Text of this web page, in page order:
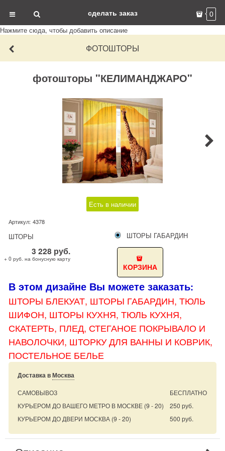
сделать заказ 0
Нажмите сюда, чтобы добавить описание
ФОТОШТОРЫ
фотошторы "КЕЛИМАНДЖАРО"
Есть в наличии
Артикул: 4378
ШТОРЫ ШТОРЫ ГАБАРДИН
3 228 руб.
+ 0 руб. на бонусную карту
КОРЗИНА
В этом дизайне Вы можете заказать:
ШТОРЫ БЛЕКУАТ, ШТОРЫ ГАБАРДИН, ТЮЛЬ
ШИФОН, ШТОРЫ КУХНЯ, ТЮЛЬ КУХНЯ,
СКАТЕРТЬ, ПЛЕД, СТЕГАНОЕ ПОКРЫВАЛО И
НАВОЛОЧКИ, ШТОРКУ ДЛЯ ВАННЫ И КОВРИК,
ПОСТЕЛЬНОЕ БЕЛЬЕ
Доставка вМосква
САМОВЫВОЗ
БЕСПЛАТНО
КУРЬЕРОМ ДО ВАШЕГО МЕТРО В МОСКВЕ (9 - 20)
250 руб.
КУРЬЕРОМ ДО ДВЕРИ МОСКВА (9 - 20) 500 руб.